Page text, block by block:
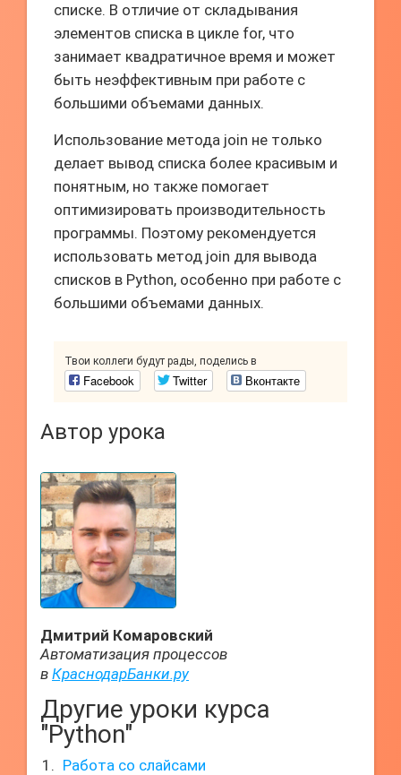
списке. В отличие от складывания
элементов списка в цикле for, что
занимает квадратичное время и может
быть неэффективным при работе с
большими объемами данных.
Использование метода join не только
делает вывод списка более красивым и
понятным, но также помогает
оптимизировать производительность
программы. Поэтому рекомендуется
использовать метод join для вывода
списков в Python, особенно при работе с
большими объемами данных.
Твои коллеги будут рады, поделись в
Facebook Twitter Вконтакте
Автор урока
Дмитрий Комаровский
Автоматизация процессов
в КраснодарБанки.ру
Другие уроки курса
"Python"
Работа со слайсами